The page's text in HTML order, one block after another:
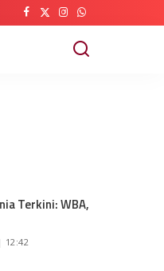
Terkini: WBA,
12:42